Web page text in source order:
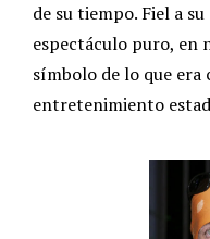
de su tiempo. Fiel a
espectáculo puro, en
símbolo de lo que era
entretenimiento